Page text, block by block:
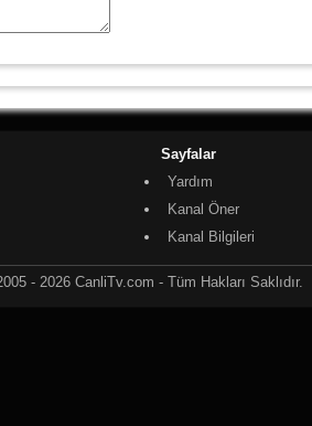
Sayfalar
Yardım
Kanal Öner
Kanal Bilgileri
- 2026 CanliTv.com - Tüm Hakları Saklıdır.